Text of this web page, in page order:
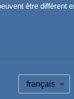
être différent
A
français